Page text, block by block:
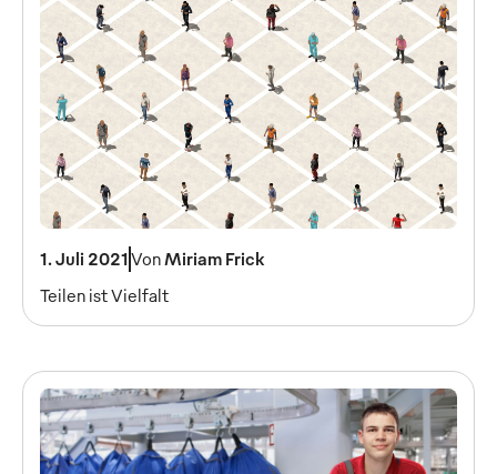
1. Juli 2021Von Miriam Frick
Teilen ist Vielfalt